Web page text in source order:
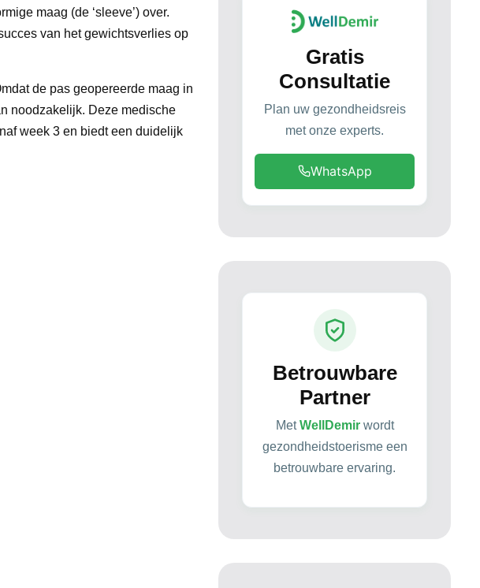
maag (de ‘sleeve’) over.
van het gewichtsverlies op
de pas geopereerde maag in
noodzakelijk. Deze medische
week 3 en biedt een duidelijk
Gratis
Consultatie
Plan uw gezondheidsreis
met onze experts.
WhatsApp
Betrouwbare
Partner
MetWellDemirwordt
gezondheidstoerisme een
betrouwbare ervaring.